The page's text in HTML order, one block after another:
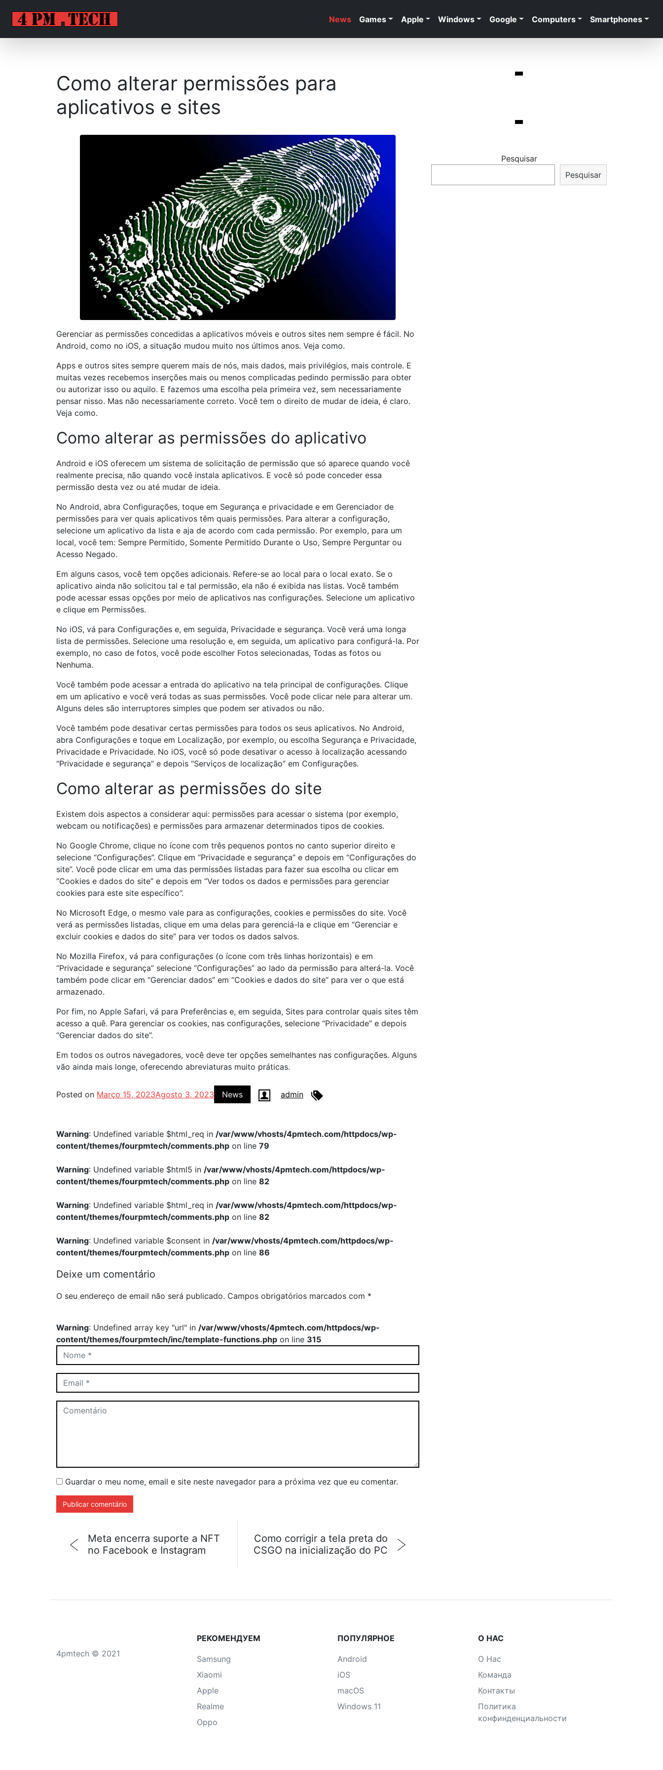
News Games Apple Windows Google Computers Smartphones
Como alterar permissões para
aplicativos e sites
Gerenciar as permissões concedidas a aplicativos móveis e outros sites nem sempre é fácil. No
Android, como no iOS, a situação mudou muito nos últimos anos. Veja como.
Apps e outros sites sempre querem mais de nós, mais dados, mais privilégios, mais controle. E
muitas vezes recebemos inserções mais ou menos complicadas pedindo permissão para obter
ou autorizar isso ou aquilo. E fazemos uma escolha pela primeira vez, sem necessariamente
pensar nisso. Mas não necessariamente correto. Você tem o direito de mudar de ideia, é claro.
Veja como.
Como alterar as permissões do aplicativo
Android e iOS oferecem um sistema de solicitação de permissão que só aparece quando você
realmente precisa, não quando você instala aplicativos. E você só pode conceder essa
permissão desta vez ou até mudar de ideia.
No Android, abra Configurações, toque em Segurança e privacidade e em Gerenciador de
permissões para ver quais aplicativos têm quais permissões. Para alterar a configuração,
selecione um aplicativo da lista e aja de acordo com cada permissão. Por exemplo, para um
local, você tem: Sempre Permitido, Somente Permitido Durante o Uso, Sempre Perguntar ou
Acesso Negado.
Em alguns casos, você tem opções adicionais. Refere-se ao local para o local exato. Se o
aplicativo ainda não solicitou tal e tal permissão, ela não é exibida nas listas. Você também
pode acessar essas opções por meio de aplicativos nas configurações. Selecione um aplicativo
e clique em Permissões.
No iOS, vá para Configurações e, em seguida, Privacidade e segurança. Você verá uma longa
lista de permissões. Selecione uma resolução e, em seguida, um aplicativo para configurá-la. Por
exemplo, no caso de fotos, você pode escolher Fotos selecionadas, Todas as fotos ou
Nenhuma.
Você também pode acessar a entrada do aplicativo na tela principal de configurações. Clique
em um aplicativo e você verá todas as suas permissões. Você pode clicar nele para alterar um.
Alguns deles são interruptores simples que podem ser ativados ou não.
Você também pode desativar certas permissões para todos os seus aplicativos. No Android,
abra Configurações e toque em Localização, por exemplo, ou escolha Segurança e Privacidade,
Privacidade e Privacidade. No iOS, você só pode desativar o acesso à localização acessando
“Privacidade e segurança” e depois “Serviços de localização” em Configurações.
Como alterar as permissões do site
Existem dois aspectos a considerar aqui: permissões para acessar o sistema (por exemplo,
webcam ou notificações) e permissões para armazenar determinados tipos de cookies.
No Google Chrome, clique no ícone com três pequenos pontos no canto superior direito e
selecione “Configurações”. Clique em “Privacidade e segurança” e depois em “Configurações do
site”. Você pode clicar em uma das permissões listadas para fazer sua escolha ou clicar em
“Cookies e dados do site” e depois em “Ver todos os dados e permissões para gerenciar
cookies para este site específico”.
No Microsoft Edge, o mesmo vale para as configurações, cookies e permissões do site. Você
verá as permissões listadas, clique em uma delas para gerenciá-la e clique em “Gerenciar e
excluir cookies e dados do site” para ver todos os dados salvos.
No Mozilla Firefox, vá para configurações (o ícone com três linhas horizontais) e em
“Privacidade e segurança” selecione “Configurações” ao lado da permissão para alterá-la. Você
também pode clicar em “Gerenciar dados” em “Cookies e dados do site” para ver o que está
armazenado.
Por fim, no Apple Safari, vá para Preferências e, em seguida, Sites para controlar quais sites têm
acesso a quê. Para gerenciar os cookies, nas configurações, selecione “Privacidade” e depois
“Gerenciar dados do site”.
Em todos os outros navegadores, você deve ter opções semelhantes nas configurações. Alguns
vão ainda mais longe, oferecendo abreviaturas muito práticas.
Posted on Março 15, 2023Agosto 3, 2023 News admin
Warning: Undefined variable $html_req in /var/www/vhosts/4pmtech.com/httpdocs/wp-
content/themes/fourpmtech/comments.php on line 79
Warning: Undefined variable $html5 in /var/www/vhosts/4pmtech.com/httpdocs/wp-
content/themes/fourpmtech/comments.php on line 82
Warning: Undefined variable $html_req in /var/www/vhosts/4pmtech.com/httpdocs/wp-
content/themes/fourpmtech/comments.php on line 82
Warning: Undefined variable $consent in /var/www/vhosts/4pmtech.com/httpdocs/wp-
content/themes/fourpmtech/comments.php on line 86
Deixe um comentário
O seu endereço de email não será publicado. Campos obrigatórios marcados com *
Warning: Undefined array key "url" in /var/www/vhosts/4pmtech.com/httpdocs/wp-
content/themes/fourpmtech/inc/template-functions.php on line 315
Guardar o meu nome, email e site neste navegador para a próxima vez que eu comentar.
Meta encerra suporte a NFT
no Facebook e Instagram
Como corrigir a tela preta do
CSGO na inicialização do PC
Pesquisar
Pesquisar
4pmtech © 2021
РЕКОМЕНДУЕМ
Samsung
Xiaomi
Apple
Realme
Oppo
ПОПУЛЯРНОЕ
Android
iOS
macOS
Windows 11
О НАС
О Нас
Команда
Контакты
Политика
конфинденциальности